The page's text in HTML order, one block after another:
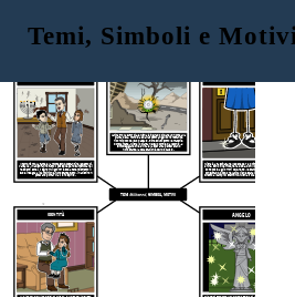
Temi, Simboli e
ANGELO
IDENTITÀ
Janina trova euforbia e Misha è in grado di dare un nome alla
pianta bella, morbida e dall'aspetto angelico nonostante
ricordi poco del suo passato. È cresciuto sotto le macerie
bombardate. Misha lo pianta nel suo cortile da vecchio, a
simboleggiare che la vita e la speranza perseverano
nonostante la devastazione dell'Olocausto.
Misha è affascinata nel vedere per la prima volta le scarpe di
Janina. Sono in vernice nera lucida. Con il passare del tempo e
sottoposte agli orrori del Ghetto, le scarpe si sporcano e si
consumano. Dopo che Janina viene scaraventata su un treno
diretto ai campi di sterminio, Misha trova una scarpa lacera.
Il terrorismo, la fame e la morte sono costanti nel ghetto di
Varsavia. I nazisti fanno tutto il possibile per disumanizzare i
residenti ebrei. Il signor Milgrom riesce a tenersi stretto il
suo e insegna ai bambini che, nonostante tutto, i nazisti non
potevano portar via il loro spirito.
TEMIMilkweed, SIMBOLI, MOTIVI